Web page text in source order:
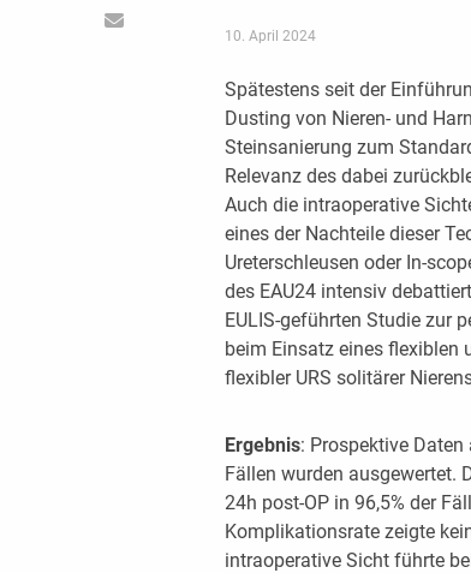
10. April 2024
Spätestens seit der
Dusting von Nieren- und
Steinsanierung zum
Relevanz des dabei
Auch die intraoperative
eines der Nachteile dieser
Ureterschleusen oder In-
des EAU24 intensiv
EULIS-geführten Studie zur
beim Einsatz eines flexiblen
flexibler URS solitärer
Ergebnis: Prospektive
Fällen wurden ausgewertet.
24h post-OP in 96,5% der
Komplikationsrate zeigte
intraoperative Sicht führte